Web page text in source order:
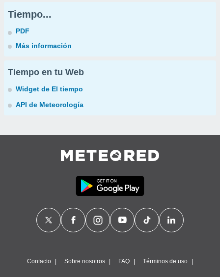
Tiempo...
PDF
Más información
Tiempo en tu Web
Widget de El tiempo
API de Meteorología
Contacto Sobre nosotros FAQ Términos de uso